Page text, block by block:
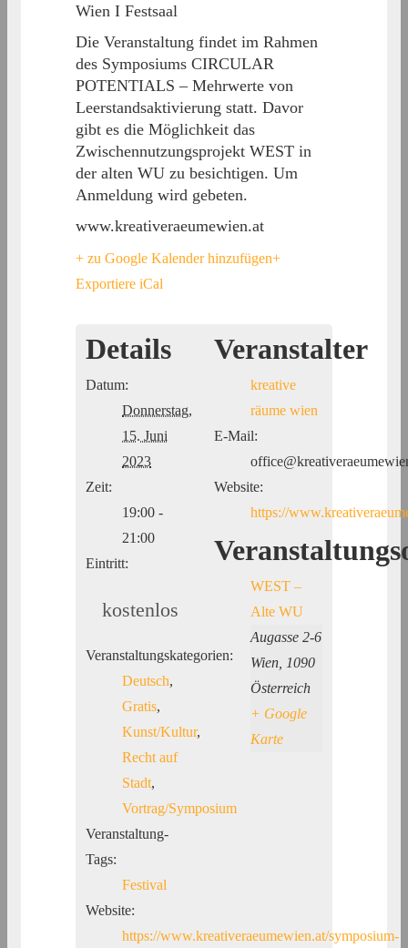
Wien I Festsaal
Die Veranstaltung findet im Rahmen
des Symposiums CIRCULAR
POTENTIALS – Mehrwerte von
Leerstandsaktivierung statt. Davor
gibt es die Möglichkeit das
Zwischennutzungsprojekt WEST in
der alten WU zu besichtigen. Um
Anmeldung wird gebeten.
www.kreativeraeumewien.at
+ zu Google Kalender hinzufügen+
Exportiere iCal
Details
Datum:
Donnerstag,
15. Juni
2023
Zeit:
19:00 -
21:00
Eintritt:
kostenlos
Veranstaltungskategorien:
Deutsch,
Gratis,
Kunst/Kultur,
Recht auf
Stadt,
Vortrag/Symposium
Veranstaltung-
Tags:
Festival
Website:
https://www.kreativeraeumewien.at/symposium-
Veranstalter
kreative
räume wien
E-Mail:
Website:
https://
WEST –
Alte WU
Augasse 2-6
Wien 1090
Österreich
+ Google
Karte